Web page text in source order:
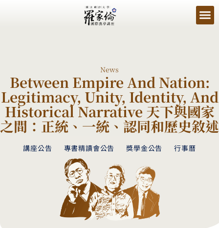
News
Between Empire And Nation:
Legitimacy, Unity, Identity, And
Historical Narrative 天下與國家
之間：正統、一統、認同和歷史敘述
講座公告 專書精讀會公告 獎學金公告 行事曆